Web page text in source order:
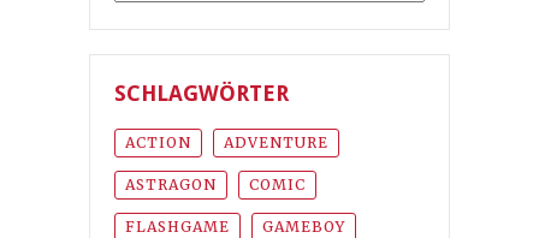
SCHLAGWÖRTER
ACTION ADVENTURE
ASTRAGON COMIC
FLASHGAME GAMEBOY